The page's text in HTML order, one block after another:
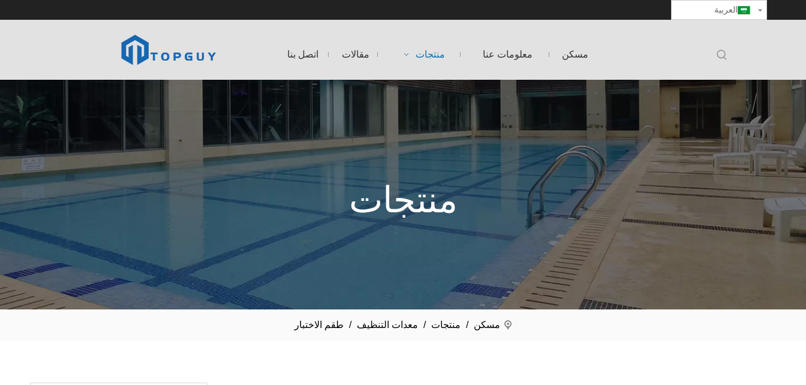
العربية
مسكن معلومات عنا منتجات مقالات اتصل بنا
منتجات
مسكن / منتجات / معدات التنظيف / طقم الاختبار